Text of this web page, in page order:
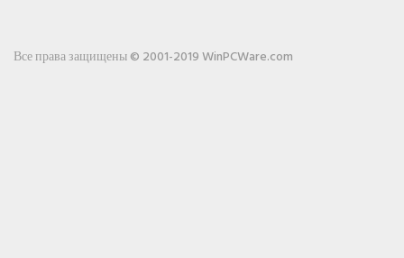
Все права защищены © 2001-2019 WinPCWare.com